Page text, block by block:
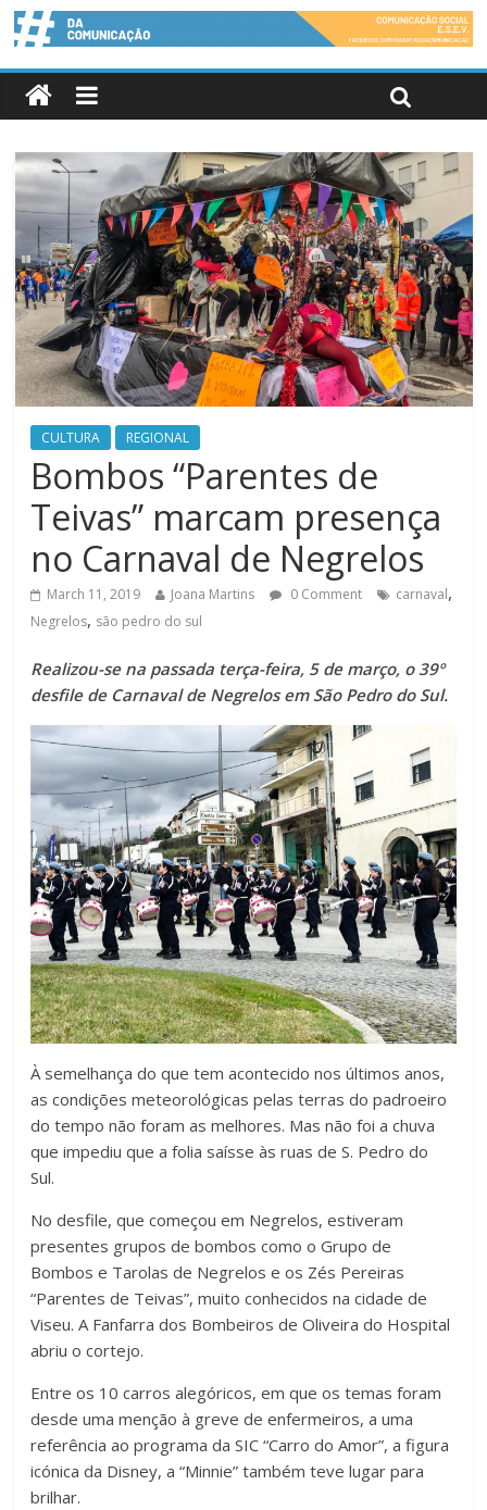
CULTURA REGIONAL
Bombos “Parentes de
Teivas” marcam presença
no Carnaval de Negrelos
March 11, 2019 Joana Martins 0 Comment carnaval,
Negrelos, são pedro do sul
Realizou-se na passada terça-feira, 5 de março, o 39º
desfile de Carnaval de Negrelos em São Pedro do Sul.
À semelhança do que tem acontecido nos últimos anos,
as condições meteorológicas pelas terras do padroeiro
do tempo não foram as melhores. Mas não foi a chuva
que impediu que a folia saísse às ruas de S. Pedro do
Sul.
No desfile, que começou em Negrelos, estiveram
presentes grupos de bombos como o Grupo de
Bombos e Tarolas de Negrelos e os Zés Pereiras
“Parentes de Teivas”, muito conhecidos na cidade de
Viseu. A Fanfarra dos Bombeiros de Oliveira do Hospital
abriu o cortejo.
Entre os 10 carros alegóricos, em que os temas foram
desde uma menção à greve de enfermeiros, a uma
referência ao programa da SIC “Carro do Amor”, a figura
icónica da Disney, a “Minnie” também teve lugar para
brilhar.